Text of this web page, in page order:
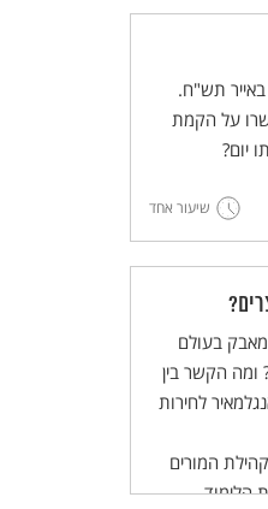
בעבר ועיר
נועד
האמת
תש"ח.
על הקמת
יום?
שיעור אחד
מאבק בעולם
ומה הקשר בין
לחירות
המורים
הלימוד